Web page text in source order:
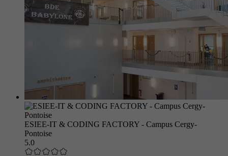
ESIEE-IT & CODING FACTORY - Campus Cergy-
Pontoise
5.0